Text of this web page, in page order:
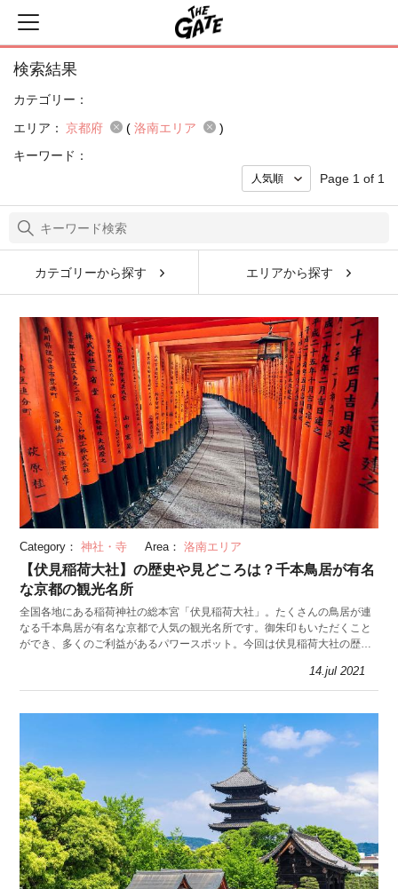
検索結果
カテゴリー：
エリア： 京都府 ( 洛南エリア
)
キーワード：
Page 1 of 1
カテゴリーから探す エリアから探す
Category： 神社・寺 Area： 洛南エリア
【伏見稲荷大社】の歴史や見どころは？千本鳥居が有名
な京都の観光名所
全国各地にある稲荷神社の総本宮「伏見稲荷大社」。たくさんの鳥居が連
なる千本鳥居が有名な京都で人気の観光名所です。御朱印もいただくこと
ができ、多くのご利益があるパワースポット。今回は伏見稲荷大社の歴史
14.jul 2021